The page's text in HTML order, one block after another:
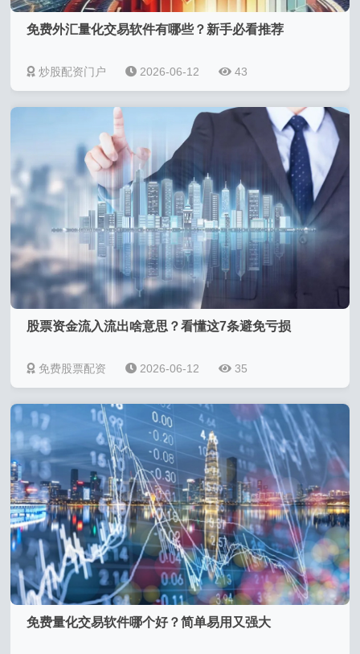
免费外汇量化交易软件有哪些？新手必看推荐
炒股配资门户 2026-06-12 43
股票资金流入流出啥意思？看懂这7条避免亏损
免费股票配资 2026-06-12 35
免费量化交易软件哪个好？简单易用又强大